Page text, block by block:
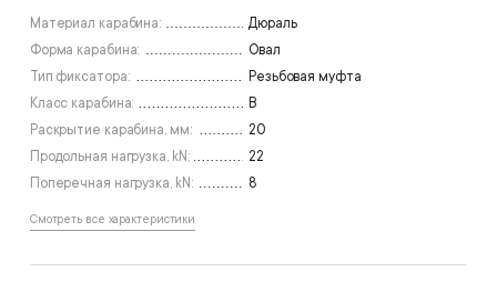
Материал карабина:
Дюраль
Форма карабина:
Овал
Тип фиксатора:
Резьбовая муфта
Класс карабина:
В
Раскрытие карабина, мм:
20
Продольная нагрузка, kN:
22
Поперечная нагрузка, kN:
8
Смотреть все характеристики